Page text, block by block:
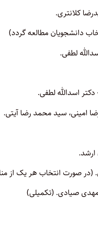
کلانتری.
دانشجویان مطالعه گردد)
اسدالله لطفی.
صورت انتخاب هر یک از
صیادی. (تکمیلی)